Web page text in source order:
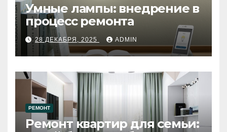
Умные лампы: внедрение в
процесс ремонта
28 ДЕКАБРЯ, 2025 ADMIN
РЕМОНТ
Ремонт квартир для семьи: